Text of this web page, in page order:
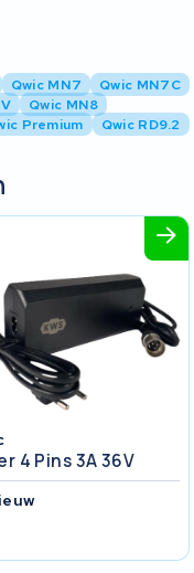
Qwic MN7
Qwic MN7C
Qwic MN8
Premium
Qwic RD9.2
4 Pins 3A 36V